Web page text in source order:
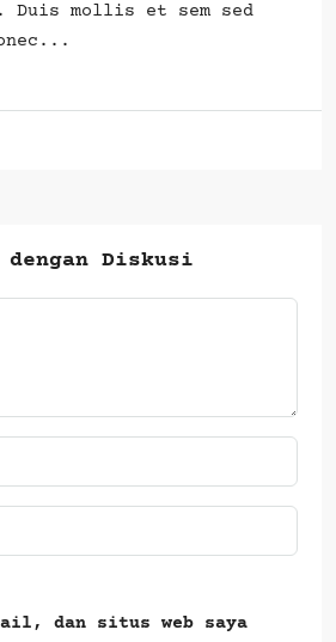
mollis et sem sed
dengan Diskusi
dan situs web saya